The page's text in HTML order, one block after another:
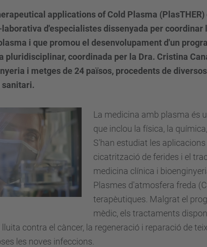
applications of Cold Plasma
d'especialistes dissenyada per
i que promou el desenvolupament d'un
pluridisciplinar, coordinada per la Dra. Cristina
i metges de 24 països, procedents de
La medicina amb plasma és
que inclou la física, la
S'han estudiat les
cicatrització de ferides i el
medicina clínica i
Plasmes d'atmosfera freda
terapèutiques. Malgrat el
mèdic, els tractaments
lluita contra el càncer, la regeneració i reparació de
les noves infeccions.